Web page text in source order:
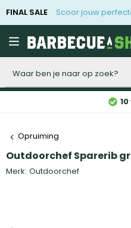
FINAL SALE Scoor jouw
10
Opruiming
Outdoorchef Sparerib
Merk: Outdoorchef